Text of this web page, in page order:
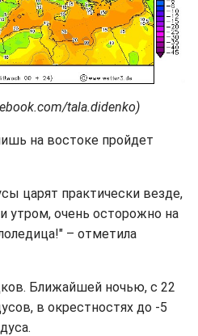
tala.didenko)
на востоке пройдет
царят практически везде,
утром, очень осторожно на
– отметила
Ближайшей ночью, с 22
в окрестностях до -5